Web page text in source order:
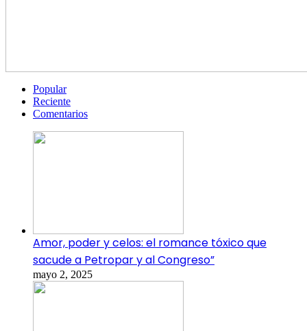
Popular
Reciente
Comentarios
Amor, poder y celos: el romance tóxico que
sacude a Petropar y al Congreso”
mayo 2, 2025